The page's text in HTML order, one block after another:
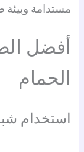
مستدامة وبيئة
أفضل
الحمام
استخدام